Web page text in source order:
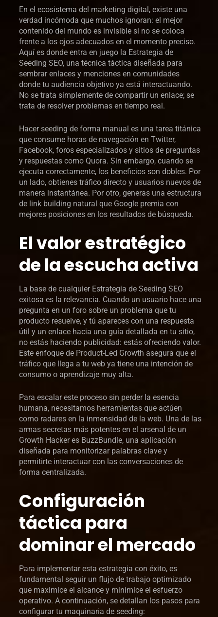
En el ecosistema del marketing digital, existe una
verdad incómoda que muchos ignoran: el mejor
contenido del mundo es invisible si no se coloca
frente a los ojos adecuados en el momento preciso.
Aquí es donde entra en juego la Estrategia de
Seeding SEO, una técnica táctica diseñada para
sembrar enlaces y menciones en comunidades
donde tu audiencia objetivo ya está interactuando.
No se trata simplemente de compartir un enlace; se
trata de resolver problemas en tiempo real.
Hacer seeding de forma manual es una tarea titánica
que consume horas de navegación en Twitter,
Facebook, foros especializados y sitios de preguntas
y respuestas como Quora. Sin embargo, cuando se
ejecuta correctamente, los beneficios son dobles. Por
un lado, obtienes tráfico directo y usuarios nuevos de
manera instantánea. Por otro, generas una estructura
de link building natural que Google premia con
mejores posiciones en los resultados de búsqueda.
El valor estratégico
de la escucha activa
La base de cualquier Estrategia de Seeding SEO
exitosa es la relevancia. Cuando un usuario hace una
pregunta en un foro sobre un problema que tu
producto resuelve, y tú apareces con una respuesta
útil y un enlace hacia una guía detallada en tu sitio,
no estás haciendo publicidad: estás ofreciendo valor.
Este enfoque de Product-Led Growth asegura que el
tráfico que llega a tu web ya tiene una intención de
consumo o aprendizaje muy alta.
Para escalar este proceso sin perder la esencia
humana, necesitamos herramientas que actúen
como radares en la inmensidad de la web. Una de las
armas secretas más potentes en el arsenal de un
Growth Hacker es BuzzBundle, una aplicación
diseñada para monitorizar palabras clave y
permitirte interactuar con las conversaciones de
forma centralizada.
Configuración
táctica para
dominar el mercado
Para implementar esta estrategia con éxito, es
fundamental seguir un flujo de trabajo optimizado
que maximice el alcance y minimice el esfuerzo
operativo. A continuación, se detallan los pasos para
configurar tu maquinaria de seeding: